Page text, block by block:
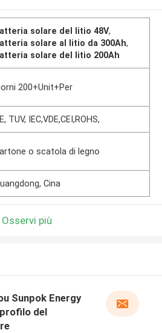
solare del litio 48V,
solare al litio da 300Ah,
solare del litio 200Ah
200+Unit+Per
TUV, IEC,VDE,CEI,ROHS,
o scatola di legno
Cina
Osservi più
Sunpok Energy
del